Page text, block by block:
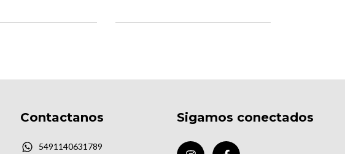
Contactanos
5491140631789
Sigamos conectados